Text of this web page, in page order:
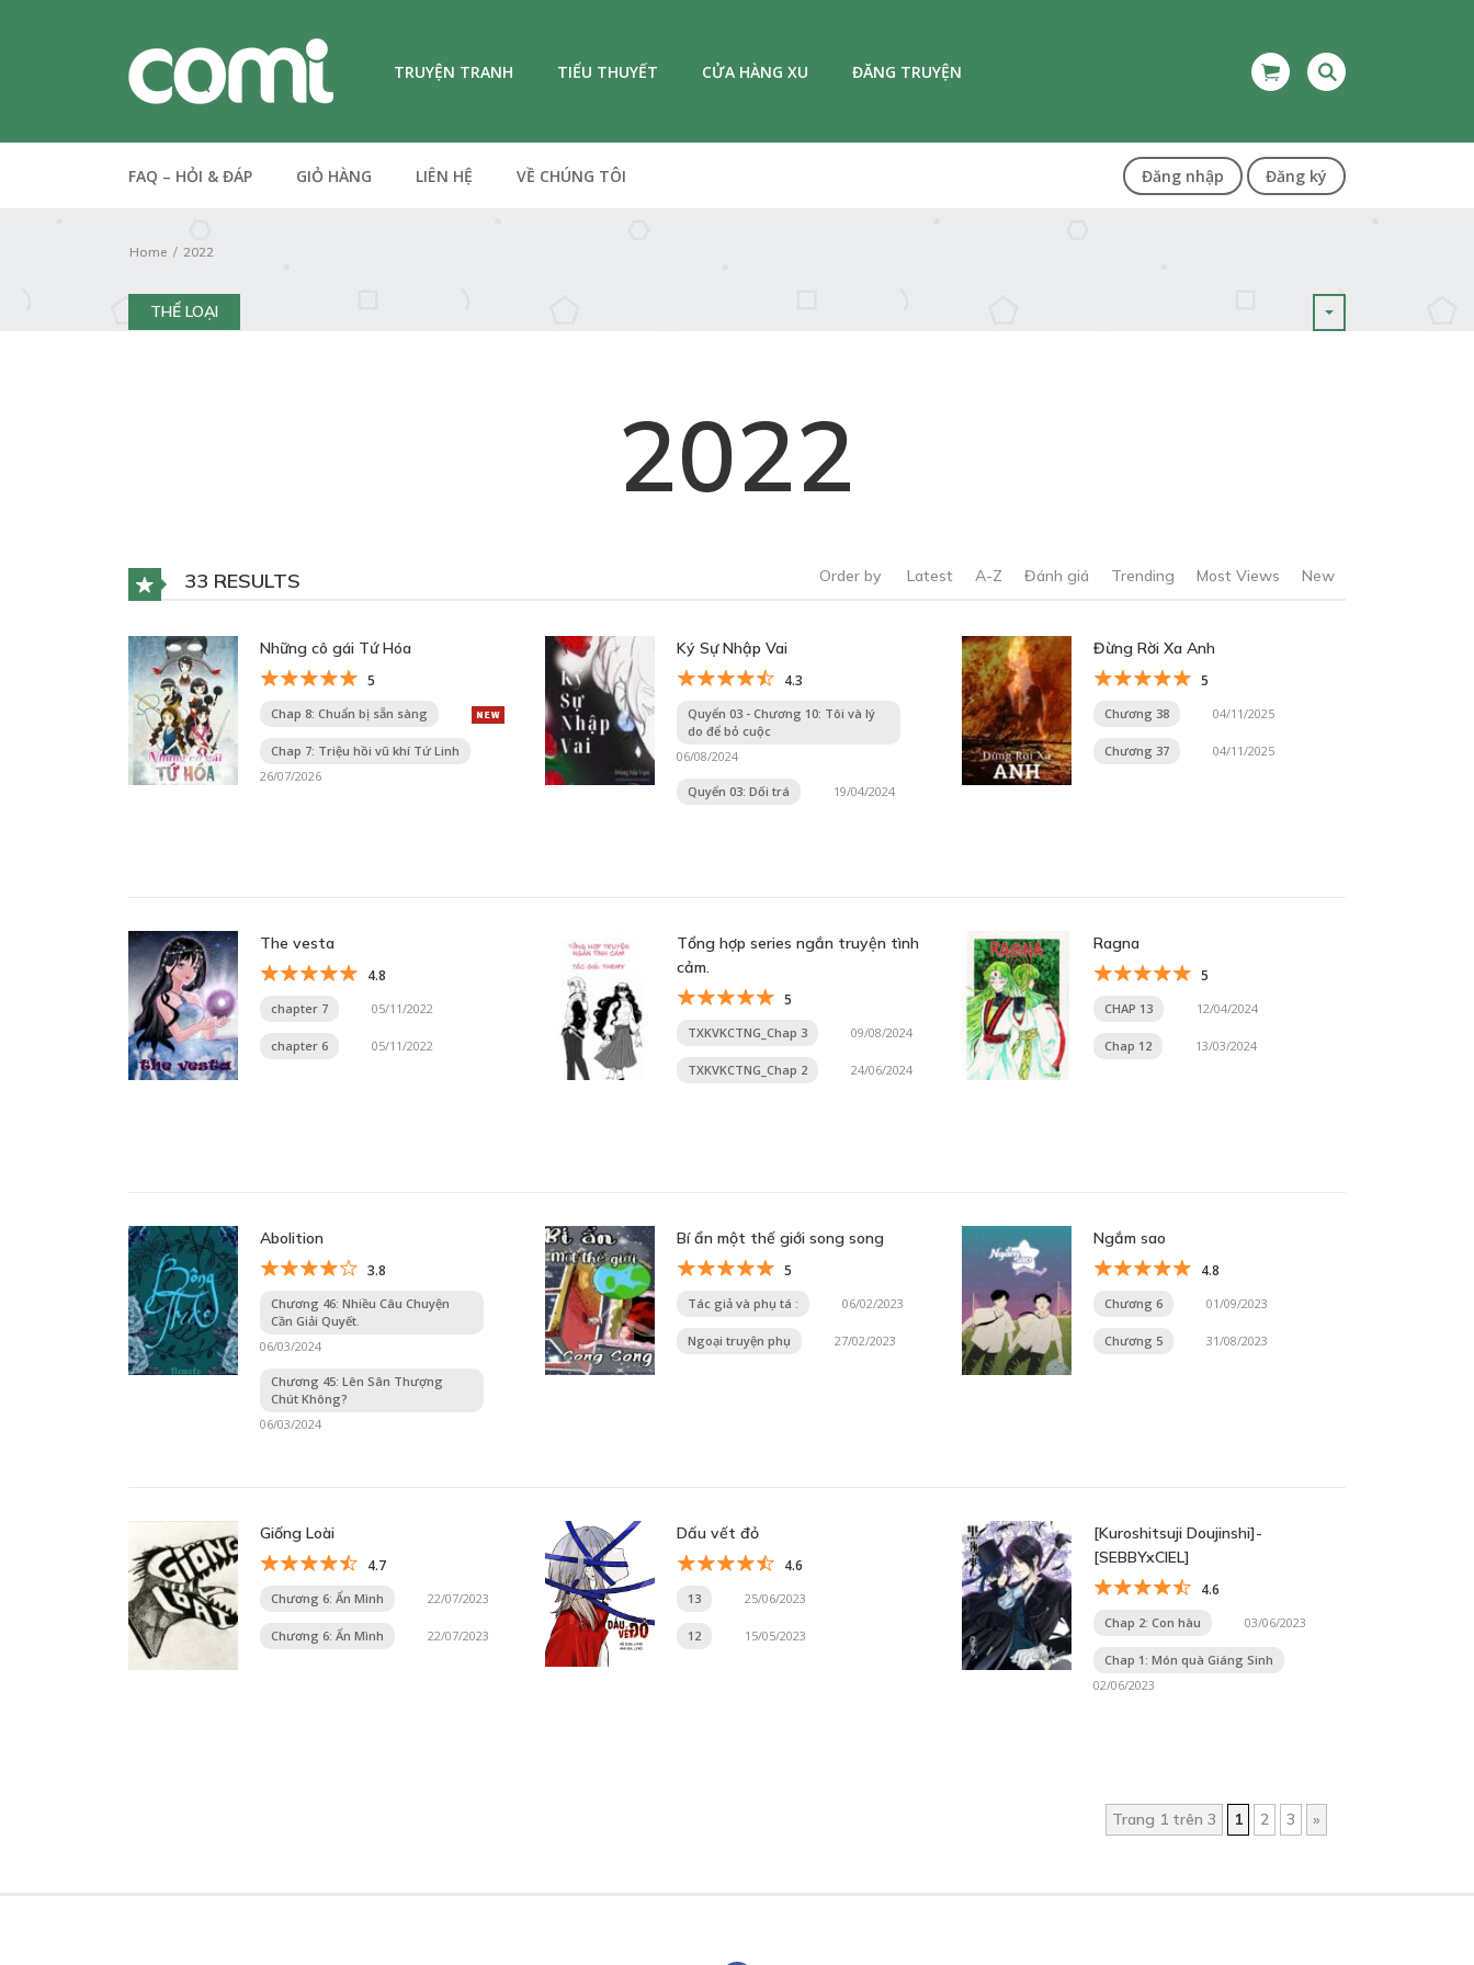
TRUYỆN TRANH TIỂU THUYẾT CỬA HÀNG XU ĐĂNG TRUYỆN
FAQ – HỎI & ĐÁP GIỎ HÀNG LIÊN HỆ VỀ CHÚNG TÔI Đăng nhập Đăng ký
Home 2022
THỂ LOẠI
2022
33 RESULTS Order by Latest A-Z Đánh giá Trending Most Views New
Những cô gái Tứ Hóa
5
Chap 8: Chuẩn bị sẵn sàng
Chap 7: Triệu hồi vũ khí Tứ Linh
26/07/2026
Ký Sự Nhập Vai
4.3
Quyển 03 - Chương 10: Tôi và lý
do để bỏ cuộc
06/08/2024
Quyển 03: Dối trá 19/04/2024
Đừng Rời Xa Anh
5
Chương 38 04/11/2025
Chương 37 04/11/2025
The vesta
4.8
chapter 7 05/11/2022
chapter 6 05/11/2022
Tổng hợp series ngắn truyện tình
cảm.
5
TXKVKCTNG_Chap 3 09/08/2024
TXKVKCTNG_Chap 2 24/06/2024
Ragna
5
CHAP 13 12/04/2024
Chap 12 13/03/2024
Abolition
3.8
Chương 46: Nhiều Câu Chuyện
Cần Giải Quyết.
06/03/2024
Chương 45: Lên Sân Thượng
Chút Không?
06/03/2024
Bí ẩn một thế giới song song
5
Tác giả và phụ tá : 06/02/2023
Ngoại truyện phụ 27/02/2023
Ngắm sao
4.8
Chương 6 01/09/2023
Chương 5 31/08/2023
Giống Loài
4.7
Chương 6: Ẩn Mình 22/07/2023
Chương 6: Ẩn Mình 22/07/2023
Dấu vết đỏ
4.6
13 25/06/2023
12 15/05/2023
[Kuroshitsuji Doujinshi]-
[SEBBYxCIEL]
4.6
Chap 2: Con hàu 03/06/2023
Chap 1: Món quà Giáng Sinh
02/06/2023
Trang 1 trên 3 1 2 3 »